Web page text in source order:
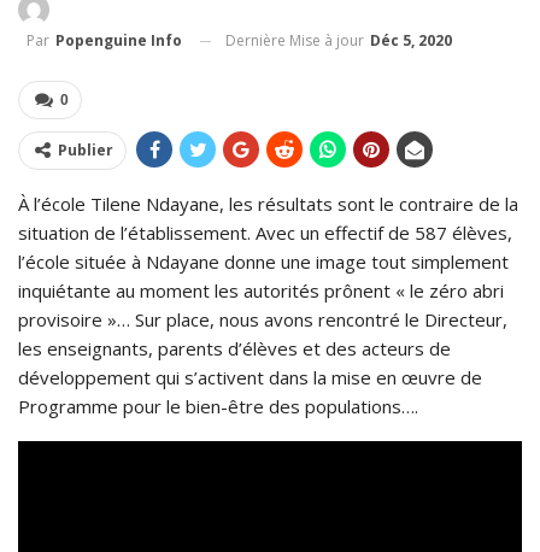
Par Popenguine Info Dernière Mise à jour Déc 5, 2020
0
Publier
À l’école Tilene Ndayane, les résultats sont le contraire de la
situation de l’établissement. Avec un effectif de 587 élèves,
l’école située à Ndayane donne une image tout simplement
inquiétante au moment les autorités prônent « le zéro abri
provisoire »… Sur place, nous avons rencontré le Directeur,
les enseignants, parents d’élèves et des acteurs de
développement qui s’activent dans la mise en œuvre de
Programme pour le bien-être des populations….